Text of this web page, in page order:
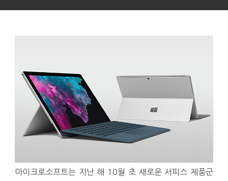
마이크로소프트는 지난 해 10월 초 새로운 서피스 제품군